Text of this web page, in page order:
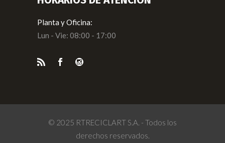
Planta y Oficina:
Lun - Vie: 08:00 - 17:00
© 2025 RTRECICLART S.A. - Todos los
derechos reservados.